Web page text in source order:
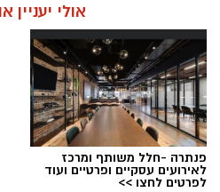
אולי יעניין
פנתרה -חלל משותף ומרכז
לאירועים עסקיים ופרטיים ועוד
לפרטים לחצו >>